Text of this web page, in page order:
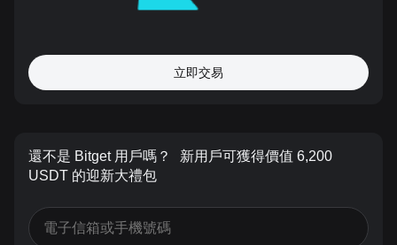
立即交易
還不是 Bitget 用戶嗎？
新用戶可獲得價值 6,200
USDT 的迎新大禮包